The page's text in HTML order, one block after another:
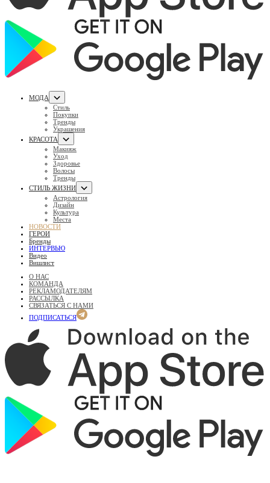
МОДА
Стиль
Покупки
Тренды
Украшения
КРАСОТА
Макияж
Уход
Здоровье
Волосы
Тренды
СТИЛЬ ЖИЗНИ
Астрология
Дизайн
Культура
Места
НОВОСТИ
ГЕРОИ
Бренды
ИНТЕРВЬЮ
Видео
Вишлист
О НАС
КОМАНДА
РЕКЛАМОДАТЕЛЯМ
РАССЫЛКА
СВЯЗАТЬСЯ С НАМИ
ПОДПИСАТЬСЯ